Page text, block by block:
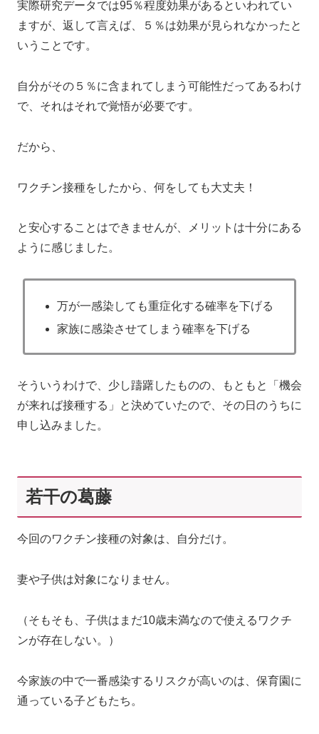
実際研究データでは95％程度効果があるといわれてい
ますが、返して言えば、５％は効果が見られなかったと
いうことです。
自分がその５％に含まれてしまう可能性だってあるわけ
で、それはそれで覚悟が必要です。
だから、
ワクチン接種をしたから、何をしても大丈夫！
と安心することはできませんが、メリットは十分にある
ように感じました。
万が一感染しても重症化する確率を下げる
家族に感染させてしまう確率を下げる
そういうわけで、少し躊躇したものの、もともと「機会
が来れば接種する」と決めていたので、その日のうちに
申し込みました。
若干の葛藤
今回のワクチン接種の対象は、自分だけ。
妻や子供は対象になりません。
（そもそも、子供はまだ10歳未満なので使えるワクチ
ンが存在しない。）
今家族の中で一番感染するリスクが高いのは、保育園に
通っている子どもたち。